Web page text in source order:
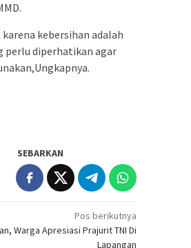
kebersihan adalah
perlu diperhatikan agar
SEBARKAN
Pos berikutnya
Warga Apresiasi Prajurit TNI Di
Lapangan